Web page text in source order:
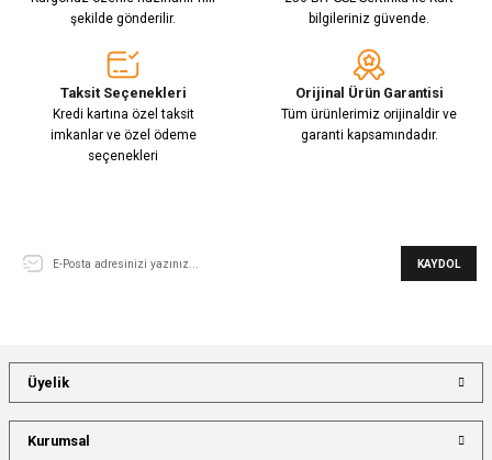
şekilde gönderilir.
bilgileriniz güvende.
Taksit Seçenekleri
Kredi kartına özel taksit
imkanlar ve özel ödeme
seçenekleri
Orijinal Ürün Garantisi
Tüm ürünlerimiz orijinaldir ve
garanti kapsamındadır.
KAYDOL
Üyelik
Kurumsal